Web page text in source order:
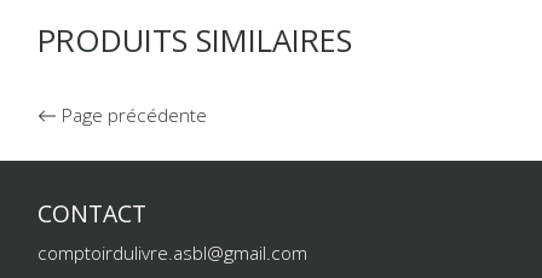
PRODUITS SIMILAIRES
Page précédente
CONTACT
comptoirdulivre.asbl@gmail.com